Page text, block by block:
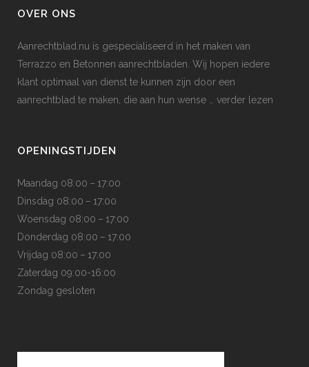
OVER ONS
Aanrechtblad.nu is gespecialiseerd in het maken van
Terrazzo en Betonnen aanrechtbladen. Wij hopen iedere
klant optimaal van dienst te kunnen zijn door een
aanrechtblad te maken, die aan hun wense … verder lezen
OPENINGSTIJDEN
Maandag 08:00 – 17:00
Dinsdag 08:00 – 17:00
Woensdag 08:00 – 17:00
Donderdag 08:00 – 17:00
Vrijdag 08:00 – 17:00
Zaterdag 09:00-16:00
Zondag gesloten